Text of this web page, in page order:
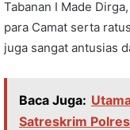
Tabanan I Made
para Camat serta
juga sangat antusias
Baca Juga:
Satreskrim